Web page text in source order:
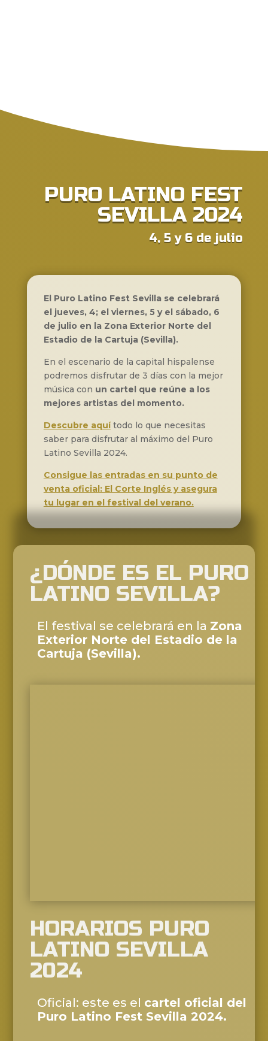
PURO LATINO FEST
SEVILLA 2024
4, 5 y 6 de julio
El Puro Latino Fest Sevilla se celebrará
el jueves, 4; el viernes, 5 y el sábado, 6
de julio en la Zona Exterior Norte del
Estadio de la Cartuja (Sevilla).
En el escenario de la capital hispalense
podremos disfrutar de 3 días con la mejor
música con un cartel que reúne a los
mejores artistas del momento.
Descubre aquítodo lo que necesitas
saber para disfrutar al máximo del Puro
Latino Sevilla 2024.
Consigue las entradas en su punto de
venta oficial: El Corte Inglés y asegura
tu lugar en el festival del verano.
¿DÓNDE ES EL PURO
LATINO SEVILLA?
El festival se celebrará en la Zona
Exterior Norte del Estadio de la
Cartuja (Sevilla).
HORARIOS PURO
LATINO SEVILLA
2024
Oficial: este es el cartel oficial del
Puro Latino Fest Sevilla 2024.